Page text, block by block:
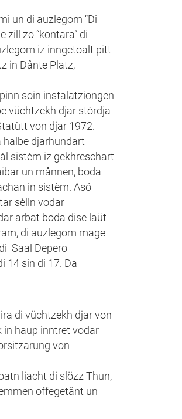
un di auzlegom “Di
zo “kontara” di
iz inngetoalt pitt
in Dånte Platz,
soin instalatziongen
vüchtzekh djar stòrdja
von djar 1972.
halbe djarhundart
sistèm iz gekhreschart
un månnen, boda
in sistèm. Asó
sèlln vodar
arbat boda dise laüt
di auzlegom mage
Saal Depero
14 sin di 17. Da
di vüchtzekh djar von
in haup inntret vodar
von
liacht di slözz Thun,
offegetånt un